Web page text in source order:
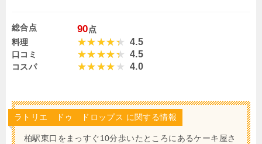
総合点 90点
料理
4.5
口コミ 4.5
コスパ 4.0
ラトリエ ドゥ ドロップス に関する情報
柏駅東口をまっすぐ10分歩いたところにあるケーキ屋さ